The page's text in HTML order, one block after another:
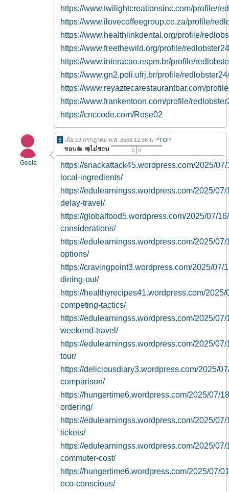
https://www.twilightcreationsinc.com/profile/
https://www.ilovecoffeegroup.co.za/profile/
https://www.healthlinkdental.org/profile/
https://www.freethewild.org/profile/
https://www.interacao.espm.br/profile/
https://www.gn2.poli.ufrj.br/profile/
https://www.reyaztecarestaurantbar.com/
https://www.frankentoon.com/profile/
https://cnccode.com/Rose02
Geeta
3 เมื่อ 19 กรกฎาคม พ.ศ. 2568 12.36 น. ^TOP
0 0
https://snackattack45.wordpress.com/2025/
local-ingredients/
https://edulearningss.wordpress.com/2025/
delay-travel/
https://globalfood5.wordpress.com/2025/07/
considerations/
https://edulearningss.wordpress.com/2025/
options/
https://cravingpoint3.wordpress.com/2025/
dining-out/
https://healthyrecipes41.wordpress.com/
competing-tactics/
https://edulearningss.wordpress.com/2025/
weekend-travel/
https://edulearningss.wordpress.com/2025/
tour/
https://deliciousdiary3.wordpress.com/2025/
comparison/
https://hungertime6.wordpress.com/2025/07/
ordering/
https://edulearningss.wordpress.com/2025/
tickets/
https://edulearningss.wordpress.com/2025/
commuter-cost/
https://hungertime6.wordpress.com/2025/07/
eco-conscious/